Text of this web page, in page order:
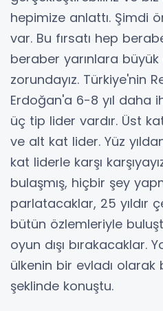
hepimize anlattı. Şimdi
var. Bu fırsatı hep
beraber yarınlara
zorundayız. Türkiye'nin
Erdoğan'a 6-8 yıl daha
üç tip lider vardır. Üst
ve alt kat lider. Yüz
kat liderle karşı
bulaşmış, hiçbir şey
parlatacaklar, 25 yıldır
bütün özlemleriyle
oyun dışı bırakacaklar.
ülkenin bir evladı
şeklinde konuştu.